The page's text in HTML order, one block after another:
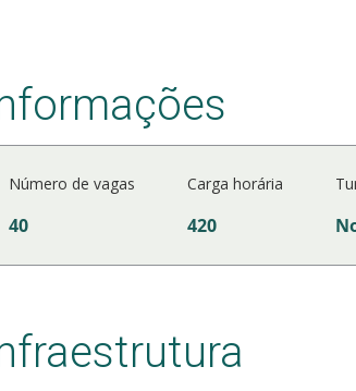
Número de vagas Carga horária
40 420